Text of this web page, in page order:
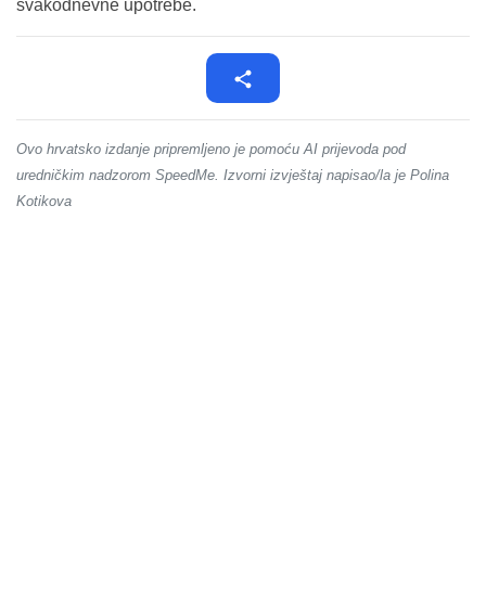
svakodnevne upotrebe.
Ovo hrvatsko izdanje pripremljeno je pomoću AI prijevoda pod
uredničkim nadzorom SpeedMe. Izvorni izvještaj napisao/la je Polina
Kotikova